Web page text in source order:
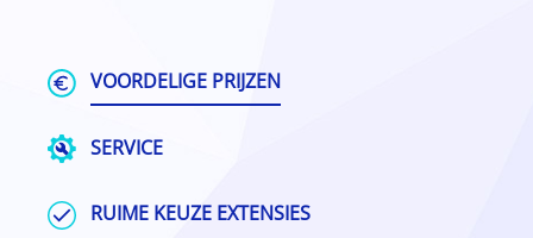
VOORDELIGE PRIJZEN
SERVICE
RUIME KEUZE EXTENSIES